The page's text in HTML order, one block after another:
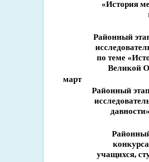
март
«История
Районный
по теме
Великой
Районный
давност
учащихся,